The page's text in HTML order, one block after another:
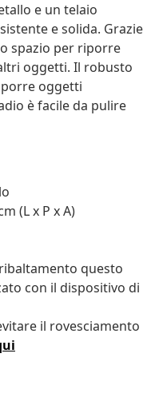
e un telaio
e solida. Grazie
spazio per riporre
oggetti. Il robusto
oggetti
è facile da pulire
(L x P x A)
questo
con il dispositivo di
il rovesciamento